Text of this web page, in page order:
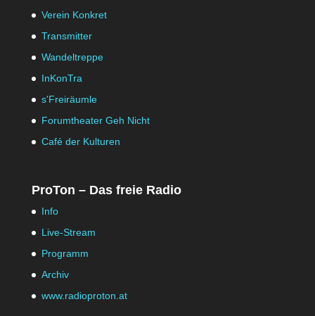
Verein Konkret
Transmitter
Wandeltreppe
InKonTra
s'Freiräumle
Forumtheater Geh Nicht
Café der Kulturen
ProTon – Das freie Radio
Info
Live-Stream
Programm
Archiv
www.radioproton.at